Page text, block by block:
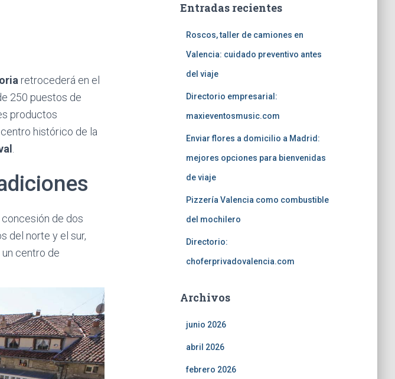
retrocederá en el
250 puestos de
productos
histórico de la
de dos
del norte y el sur,
centro de
r
Entradas recientes
Roscos, taller de camiones en
Valencia: cuidado preventivo antes
del viaje
Directorio empresarial:
maxieventosmusic.com
Enviar flores a domicilio a Madrid:
mejores opciones para bienvenidas
de viaje
Pizzería Valencia como combustible
del mochilero
Directorio:
choferprivadovalencia.com
Archivos
junio 2026
abril 2026
febrero 2026